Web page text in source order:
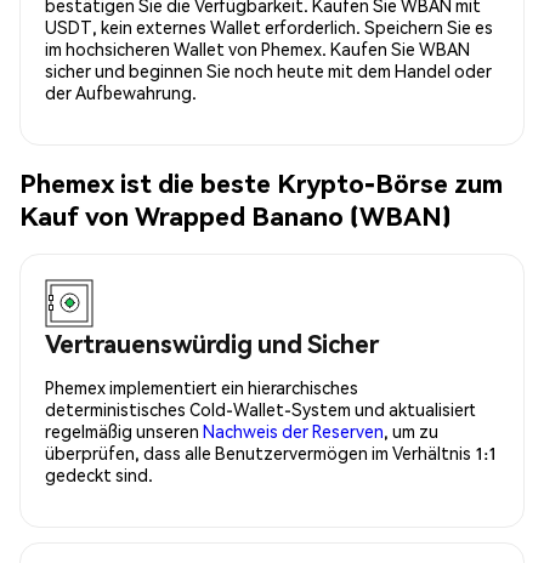
bestätigen Sie die Verfügbarkeit. Kaufen Sie WBAN mit
USDT, kein externes Wallet erforderlich. Speichern Sie es
im hochsicheren Wallet von Phemex. Kaufen Sie WBAN
sicher und beginnen Sie noch heute mit dem Handel oder
der Aufbewahrung.
Phemex ist die beste Krypto-Börse zum
Kauf von Wrapped Banano (WBAN)
Vertrauenswürdig und Sicher
Phemex implementiert ein hierarchisches
deterministisches Cold-Wallet-System und aktualisiert
regelmäßig unseren Nachweis der Reserven, um zu
überprüfen, dass alle Benutzervermögen im Verhältnis 1:1
gedeckt sind.